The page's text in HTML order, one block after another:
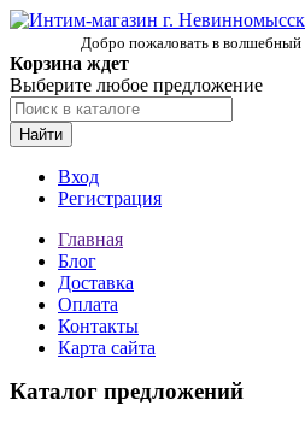
Добро пожаловать в
Корзина ждет
Выберите любое предложение
Найти
Вход
Регистрация
Главная
Блог
Доставка
Оплата
Контакты
Карта сайта
Каталог предложений